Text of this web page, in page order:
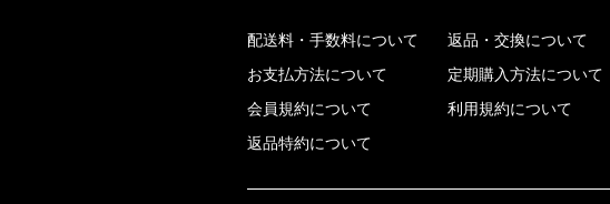
配送料・手数料について
お支払方法について
会員規約について
返品特約について
返品・交換について
定期購入方法について
利用規約について